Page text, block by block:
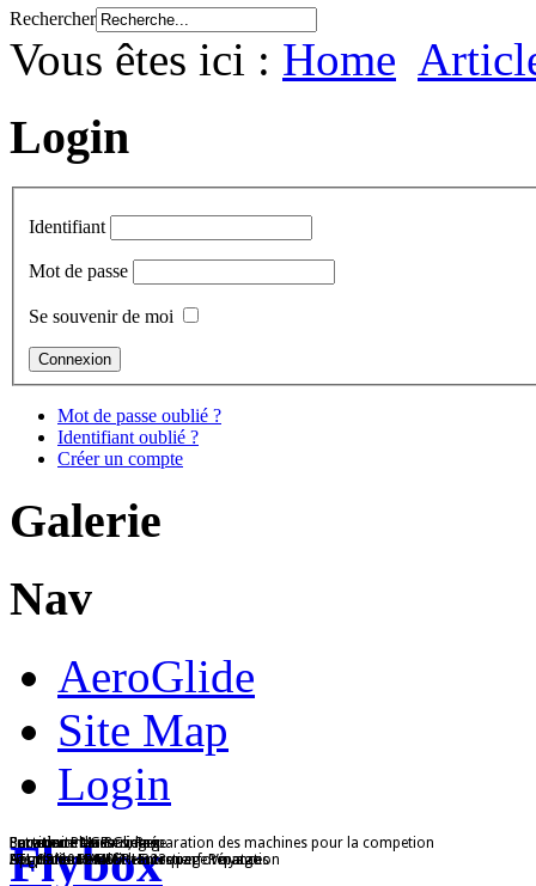
Rechercher
Vous êtes ici : Home
Login
Identifiant
Mot de passe
Se souvenir de moi
Mot de passe oublié ?
Identifiant oublié ?
Créer un compte
Galerie
Nav
AeroGlide
Site Map
Login
Partenaire - GP Gliders
Les planeurs ULM hautes performances
Parachute Mars
ATL 88/90 HH405+H323
Entretien Planeurs, Préparation des machines pour la competion
Parachute de sauvetage
ATL 15 de MARS
Location
Formation Ecole Remorquage Voyage
Service center Beringer
Upgrade - Retrofit - Entretien - Répatation
Flybox